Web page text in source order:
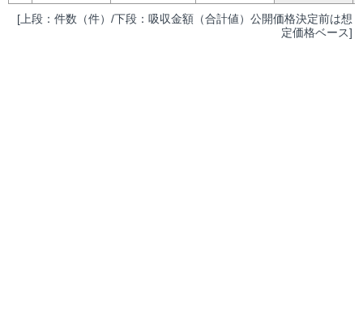
[上段：件数（件）/下段：吸収金額（合計値）公開価格決定前は想
定価格ベース]